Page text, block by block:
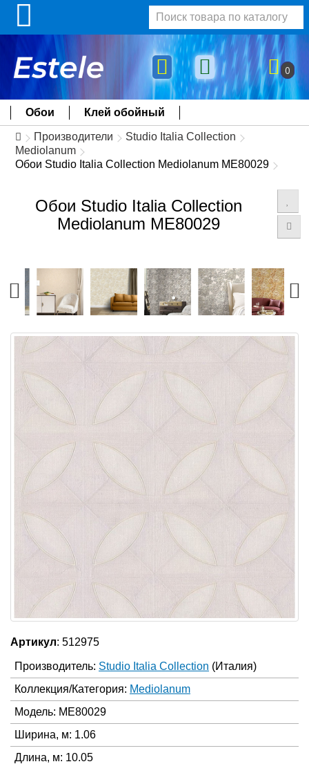
0
Обои Клей обойный
Производители
Studio Italia Collection
Mediolanum
Обои Studio Italia Collection Mediolanum ME80029
Обои Studio Italia Collection
Mediolanum ME80029
Артикул: 512975
Производитель: Studio Italia Collection (Италия)
Коллекция/Категория: Mediolanum
Модель: ME80029
Ширина, м: 1.06
Длина, м: 10.05